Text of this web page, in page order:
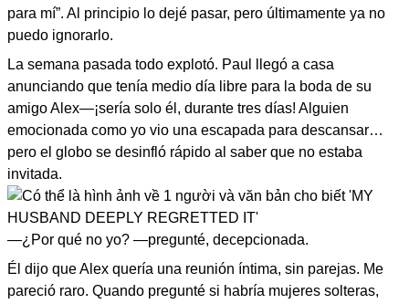
para mí”. Al principio lo dejé pasar, pero últimamente ya no
puedo ignorarlo.
La semana pasada todo explotó. Paul llegó a casa
anunciando que tenía medio día libre para la boda de su
amigo Alex—¡sería solo él, durante tres días! Alguien
emocionada como yo vio una escapada para descansar…
pero el globo se desinfló rápido al saber que no estaba
invitada.
—¿Por qué no yo? —pregunté, decepcionada.
Él dijo que Alex quería una reunión íntima, sin parejas. Me
pareció raro. Quando pregunté si habría mujeres solteras,